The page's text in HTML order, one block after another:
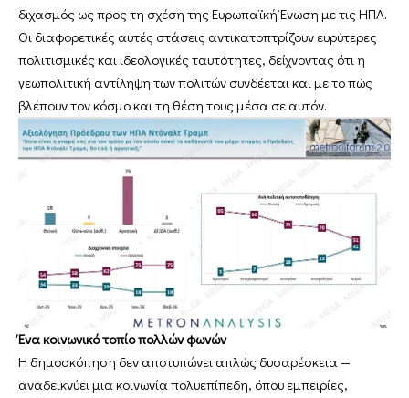
διχασμός ως προς τη σχέση της Ευρωπαϊκή Ένωση με τις ΗΠΑ.
Οι διαφορετικές αυτές στάσεις αντικατοπτρίζουν ευρύτερες
πολιτισμικές και ιδεολογικές ταυτότητες, δείχνοντας ότι η
γεωπολιτική αντίληψη των πολιτών συνδέεται και με το πώς
βλέπουν τον κόσμο και τη θέση τους μέσα σε αυτόν.
Ένα κοινωνικό τοπίο πολλών φωνών
Η δημοσκόπηση δεν αποτυπώνει απλώς δυσαρέσκεια —
αναδεικνύει μια κοινωνία πολυεπίπεδη, όπου εμπειρίες,